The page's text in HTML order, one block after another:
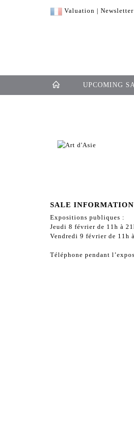
Valuation | Newsletter
UPCOMING
SALE INFORMATION
Expositions publiques :
Jeudi 8 février de 11h à
Vendredi 9 février de 11h
Téléphone pendant